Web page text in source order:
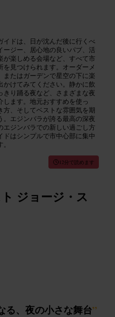
イドは、日が沈んだ後に行くべ
ージー、居心地の良いパブ、活
楽しめる会場など、すべて市
見つけられます。オーダーメ
たはガーデンで星空の下に楽
かけてみてください。静かに飲
り踊る夜など、さまざまな夜
ます。地元おすすめを使っ
、そしてベストな雰囲気を期
エジンバラが誇る最高の深夜
ジンバラでの新しい過ごし方
はシンプルで市中心部に集中
12分で読めます
ジョージ・ス
る、夜の小さな舞台”